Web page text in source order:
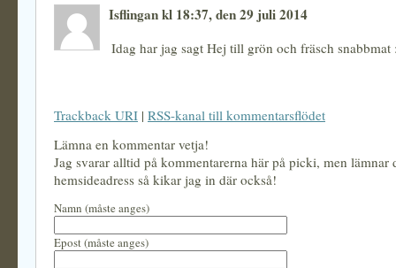
Isflingan kl 18:37, den 29 juli 2014
Idag har jag sagt Hej till grön och fräsch snabbmat
Trackback URI | RSS-kanal till kommentarsflödet
Lämna en kommentar vetja!
Jag svarar alltid på kommentarerna här på picki, men lämnar
hemsideadress så kikar jag in där också!
Namn (måste anges)
Epost (måste anges)